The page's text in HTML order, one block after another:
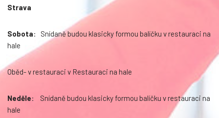
Strava
Sobota: Snídaně budou klasicky formou balíčku v restauraci na
hale
Oběd- v restauraci v Restauraci na hale
Neděle: Snídaně budou klasicky formou balíčku v restauraci na
hale